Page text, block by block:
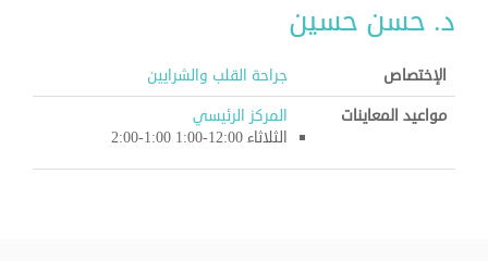
د. حسن حسين
الإختصاص
جراحة القلب والشرايين
مواعيد المعاينات
المركز الرئيسي
الثلاثاء 12:00-1:00 1:00-2:00